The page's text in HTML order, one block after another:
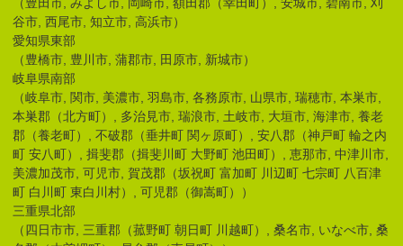
谷市, 西尾市, 知立市, 高浜市）
愛知県東部
（豊橋市, 豊川市, 蒲郡市, 田原市, 新城市）
岐阜県南部
（岐阜市, 関市, 美濃市, 羽島市, 各務原市, 山県市, 瑞穂市, 本巣市,
本巣郡（北方町）, 多治見市, 瑞浪市, 土岐市, 大垣市, 海津市, 養老
郡（養老町）, 不破郡（垂井町 関ヶ原町）, 安八郡（神戸町 輪之内
町 安八町）, 揖斐郡（揖斐川町 大野町 池田町）, 恵那市, 中津川市,
美濃加茂市, 可児市, 賀茂郡（坂祝町 富加町 川辺町 七宗町 八百津
町 白川町 東白川村）, 可児郡（御嵩町））
三重県北部
（四日市市, 三重郡（菰野町 朝日町 川越町）, 桑名市, いなべ市, 桑